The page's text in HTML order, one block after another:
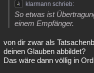
klarmann schrieb:
So etwas ist
einem Empfänger.
von dir zwar als
deinen Glauben abbildet?
Das wäre dann völlig in